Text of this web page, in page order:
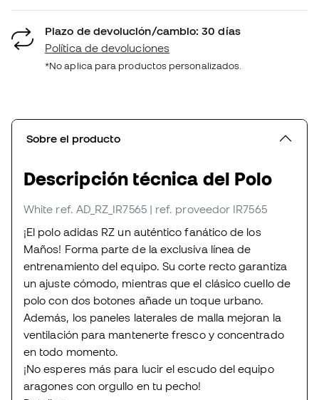
Plazo de devolución/cambio: 30 días
Política de devoluciones
*No aplica para productos personalizados.
Sobre el producto
Descripción técnica del Polo
White ref. AD_RZ_IR7565 | ref. proveedor IR7565
¡El polo adidas RZ un auténtico fanático de los
Maños! Forma parte de la exclusiva línea de
entrenamiento del equipo. Su corte recto garantiza
un ajuste cómodo, mientras que el clásico cuello de
polo con dos botones añade un toque urbano.
Además, los paneles laterales de malla mejoran la
ventilación para mantenerte fresco y concentrado
en todo momento.
¡No esperes más para lucir el escudo del equipo
aragones con orgullo en tu pecho!